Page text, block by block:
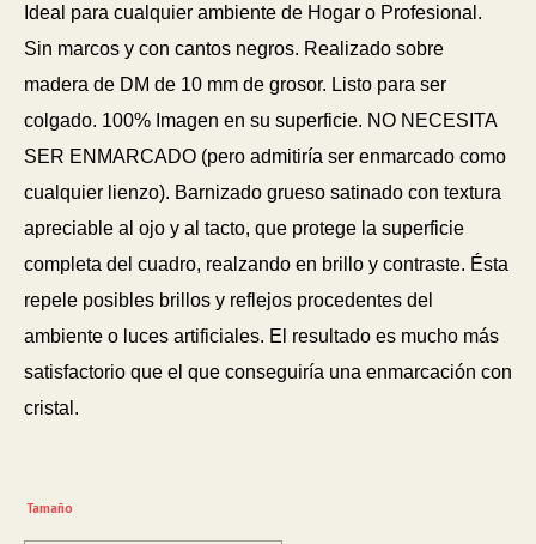
Ideal para cualquier ambiente de Hogar o Profesional.
Sin marcos y con cantos negros. Realizado sobre
madera de DM de 10 mm de grosor. Listo para ser
colgado. 100% Imagen en su superficie. NO NECESITA
SER ENMARCADO (pero admitiría ser enmarcado como
cualquier lienzo). Barnizado grueso satinado con textura
apreciable al ojo y al tacto, que protege la superficie
completa del cuadro, realzando en brillo y contraste. Ésta
repele posibles brillos y reflejos procedentes del
ambiente o luces artificiales. El resultado es mucho más
satisfactorio que el que conseguiría una enmarcación con
cristal.
Tamaño